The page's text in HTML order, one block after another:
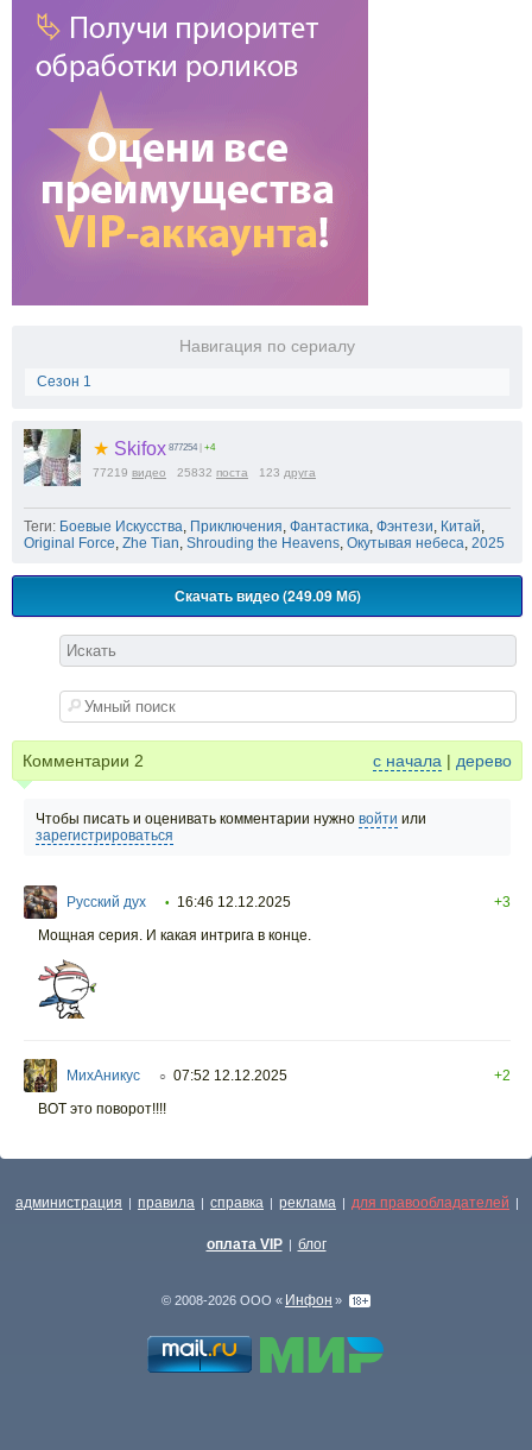
Навигация по сериалу
Сезон 1
★ Skifox 877254 | +4
77219 видео 25832 поста 123 друга
Теги: Боевые Искусства Приключения Фантастика Фэнтези Китай
Original Force Zhe Tian Shrouding the Heavens Окутывая небеса 2025
Скачать видео (249.09 Мб)
Комментарии 2 с начала | дерево
Чтобы писать и оценивать комментарии нужно войти или
зарегистрироваться
Русский дух • 16:46 12.12.2025
+3
Мощная серия. И какая интрига в конце.
МихАникус ○ 07:52 12.12.2025
+2
ВОТ это поворот!!!!
администрация | правила | справка | реклама | для правообладателей |
оплата VIP | блог
© 2008-2026 ООО « Инфон »